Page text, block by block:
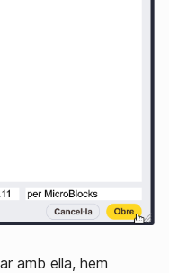
amb ella, hem